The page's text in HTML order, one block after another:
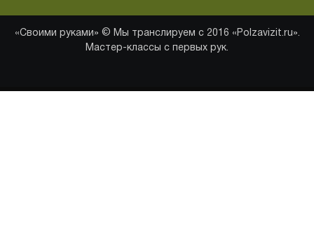
«Своими руками» © Мы транслируем с 2016 «Polzavizit.ru».
Мастер-классы с первых рук.